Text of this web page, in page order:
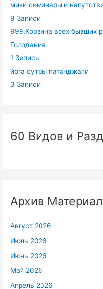
мини семинары и
9 Записи
999.Корзина всех бывших
Голодания.
1 Запись
йога сутры патанджали
3 Записи
60 Видов и
Архив
Август 2026
Июль 2026
Июнь 2026
Май 2026
Апрель 2026